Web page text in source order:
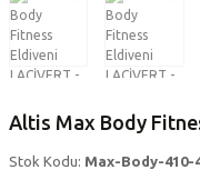
Altis Max Body
Stok Kodu: Max-Body-410-